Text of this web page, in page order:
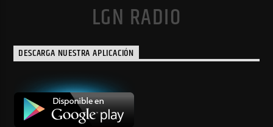
LGN RADIO
DESCARGA NUESTRA APLICACIÓN